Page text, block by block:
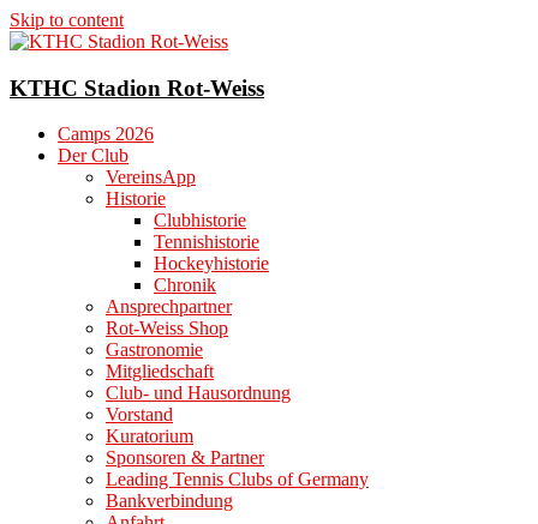
Skip to content
KTHC Stadion Rot-Weiss
Camps 2026
Der Club
VereinsApp
Historie
Clubhistorie
Tennishistorie
Hockeyhistorie
Chronik
Ansprechpartner
Rot-Weiss Shop
Gastronomie
Mitgliedschaft
Club- und Hausordnung
Vorstand
Kuratorium
Sponsoren & Partner
Leading Tennis Clubs of Germany
Bankverbindung